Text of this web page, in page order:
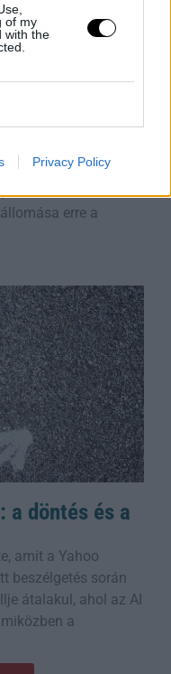
of my
with the
Privacy Policy
és
tölteni, az
erre a
a döntés és a
amit a Yahoo
beszélgetés során
átalakul, ahol az AI
a